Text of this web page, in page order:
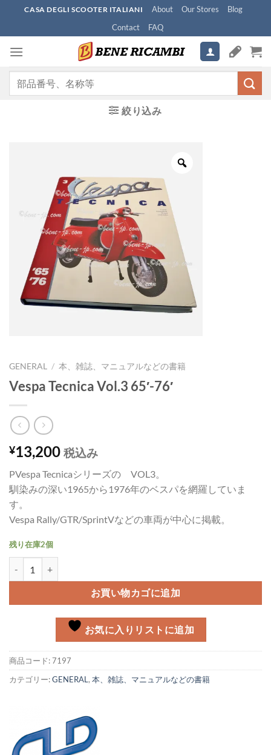
content
CASA DEGLI SCOOTER ITALIANI About Our Stores
Blog
Contact
FAQ
絞り込み
GENERAL / 本、雑誌、マニュアルなどの書籍
Vespa Tecnica Vol.3 65′-76′
¥13,200 税込み
PVespa Tecnicaシリーズの VOL3。
馴染みの深い1965から1976年のベスパを網羅していま
す。
Vespa Rally/GTR/SprintVなどの車両が中心に掲載。
残り在庫2個
お買い物カゴに追加
お気に入りリストに追加
商品コード:7197
カテゴリー:GENERAL, 本、雑誌、マニュアルなどの書籍